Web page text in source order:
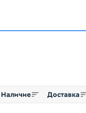
Наличие Доставка